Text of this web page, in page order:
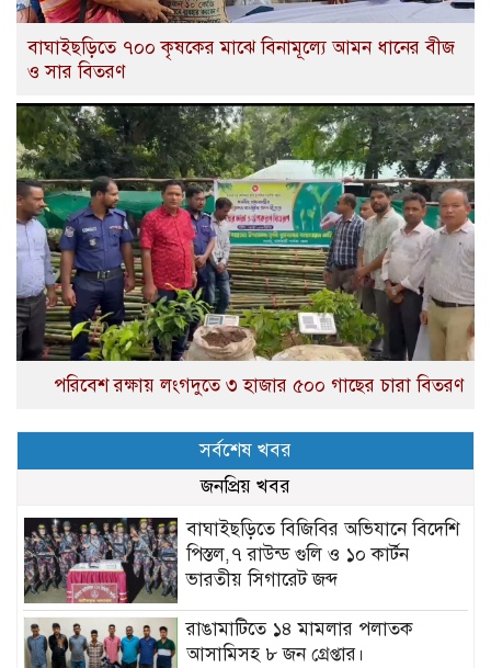
বাঘাইছড়িতে ৭০০ কৃষকের মাঝে বিনামূল্যে আমন ধানের বীজ
ও সার বিতরণ
পরিবেশ রক্ষায় লংগদুতে ৩ হাজার ৫০০ গাছের চারা বিতরণ
সর্বশেষ খবর
জনপ্রিয় খবর
বাঘাইছড়িতে বিজিবির অভিযানে বিদেশি
পিস্তল,৭ রাউন্ড গুলি ও ১০ কার্টন
ভারতীয় সিগারেট জব্দ
রাঙামাটিতে ১৪ মামলার পলাতক
আসামিসহ ৮ জন গ্রেপ্তার।